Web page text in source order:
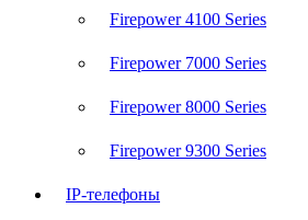
Firepower 4100 Series
Firepower 7000 Series
Firepower 8000 Series
Firepower 9300 Series
IP-телефоны